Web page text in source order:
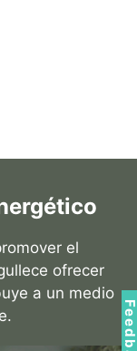
el
ofrecer
a un medio